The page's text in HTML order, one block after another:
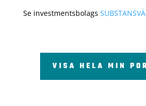
Se investmentsbolags
VISA HELA MIN